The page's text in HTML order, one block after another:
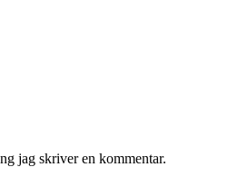
jag skriver en kommentar.